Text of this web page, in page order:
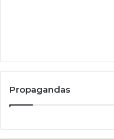
Propagandas